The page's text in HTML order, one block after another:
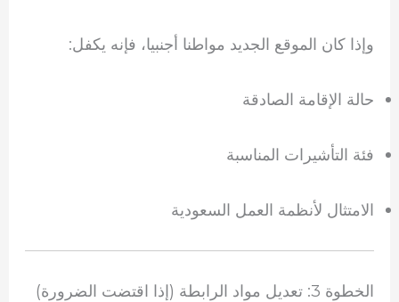
وإذا كان الموقع الجديد مواطنا أجنبيا، فإنه يكفل:
حالة الإقامة الصادقة
فئة التأشيرات المناسبة
الامتثال لأنظمة العمل السعودية
الخطوة 3: تعديل مواد الرابطة (إذا اقتضت الضرورة)